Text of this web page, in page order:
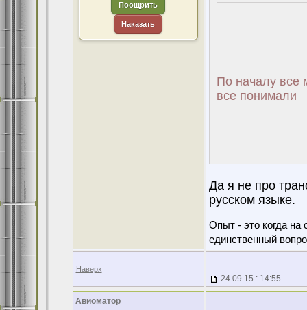
Поощрить
Наказать
По началу все
все понимали
Да я не про
русском языке.
Опыт - это когда на
единственный
Наверх
24.09.15 : 14:55
Авиоматор